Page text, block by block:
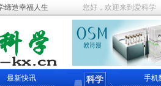
缔造幸福人生 您好，欢迎来到爱科学
最新快讯
科学
手机